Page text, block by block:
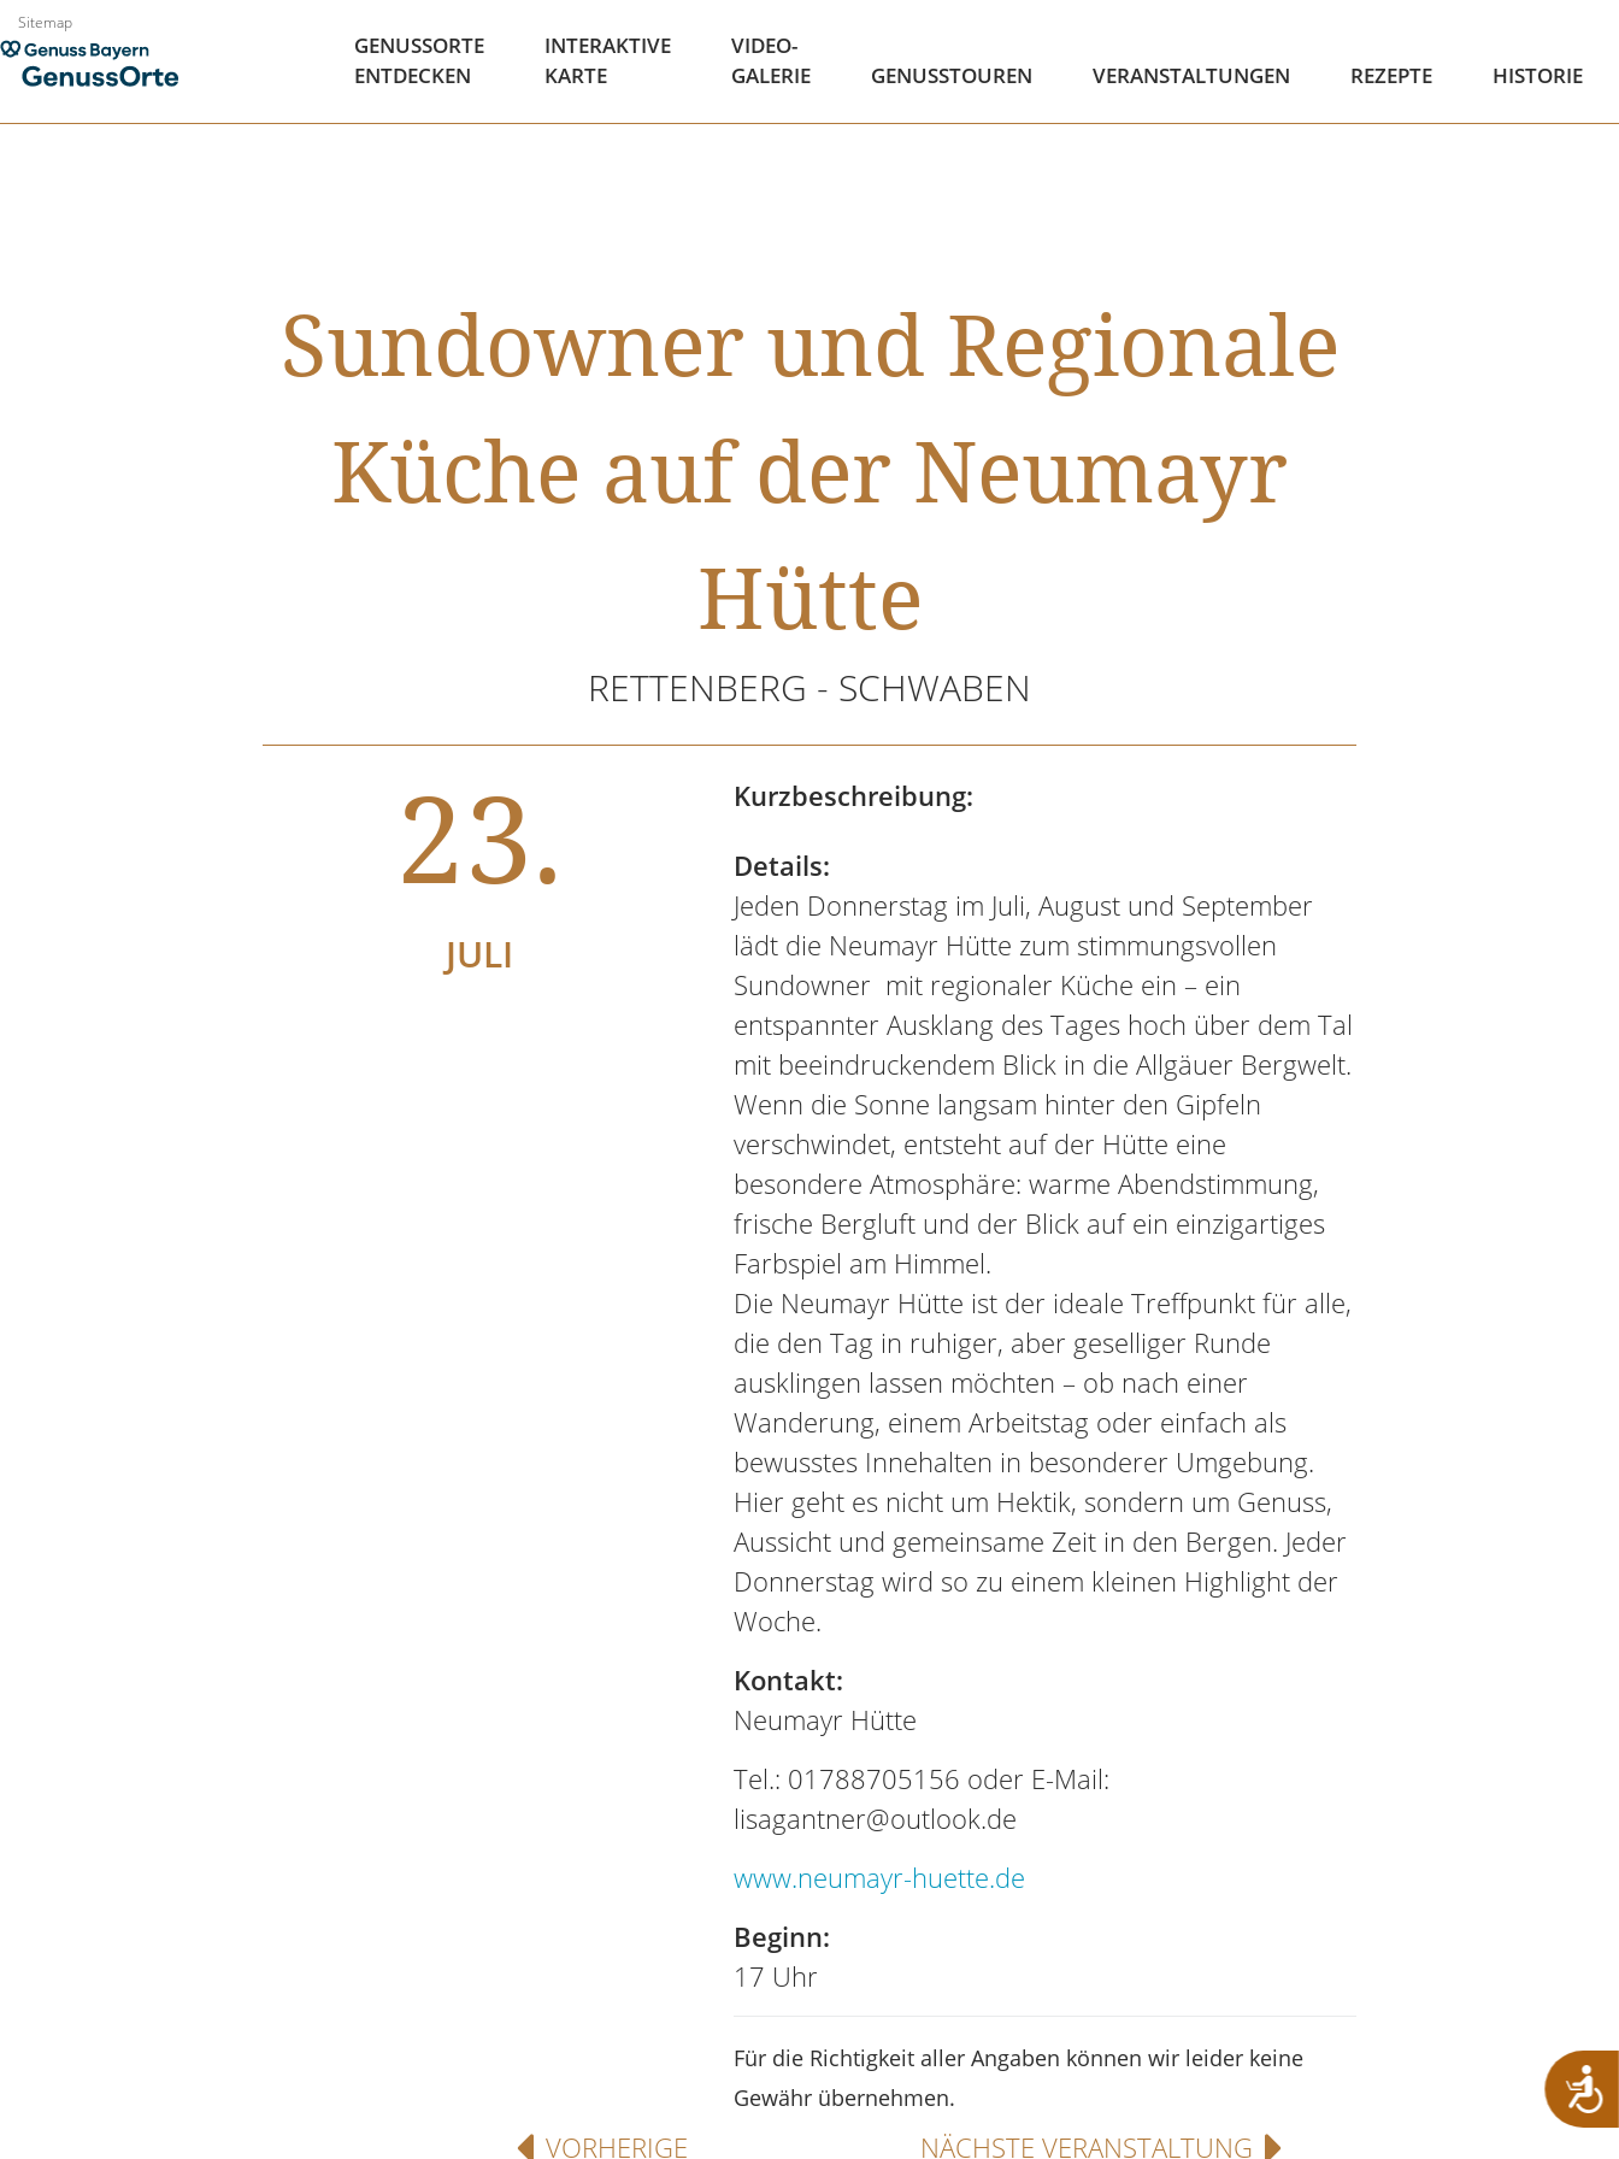
Zum
Inhalt
springen
Sitemap
GENUSSORTE
ENTDECKEN
INTERAKTIVE
KARTE
VIDEO-
GALERIE
GENUSSTOUREN VERANSTALTUNGEN REZEPTE HISTORIE
Sundowner und Regionale
Küche auf der Neumayr
Hütte
RETTENBERG - SCHWABEN
23.
JULI
Kurzbeschreibung:
Details:
Jeden Donnerstag im Juli, August und September
lädt die Neumayr Hütte zum stimmungsvollen
Sundowner mit regionaler Küche ein – ein
entspannter Ausklang des Tages hoch über dem Tal
mit beeindruckendem Blick in die Allgäuer Bergwelt.
Wenn die Sonne langsam hinter den Gipfeln
verschwindet, entsteht auf der Hütte eine
besondere Atmosphäre: warme Abendstimmung,
frische Bergluft und der Blick auf ein einzigartiges
Farbspiel am Himmel.
Die Neumayr Hütte ist der ideale Treffpunkt für alle,
die den Tag in ruhiger, aber geselliger Runde
ausklingen lassen möchten – ob nach einer
Wanderung, einem Arbeitstag oder einfach als
bewusstes Innehalten in besonderer Umgebung.
Hier geht es nicht um Hektik, sondern um Genuss,
Aussicht und gemeinsame Zeit in den Bergen. Jeder
Donnerstag wird so zu einem kleinen Highlight der
Woche.
Kontakt:
Neumayr Hütte
Tel.: 01788705156 oder E-Mail:
lisagantner@outlook.de
www.neumayr-huette.de
Beginn:
17 Uhr
Für die Richtigkeit aller Angaben können wir leider keine
Gewähr übernehmen.
VORHERIGE NÄCHSTE VERANSTALTUNG